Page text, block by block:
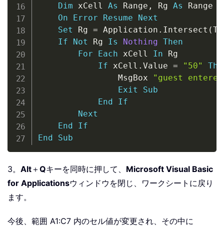
Dim xCell As Range , Rg As Range
On
Error Resume
Next
Set Rg = Application . Intersect (
If
Not Rg Is Nothing Then
For
Each xCell In Rg
If xCell . Value = "50"
                MsgBox
"guest
Exit
Sub
End
If
Next
End
If
End
Sub
3。 Alt＋Qキーを同時に押して、 Microsoft Visual Basic
for Applicationsウィンドウを閉じ、ワークシートに戻り
ます。
今後、範囲 A1:C7 内のセル値が変更され、その中に